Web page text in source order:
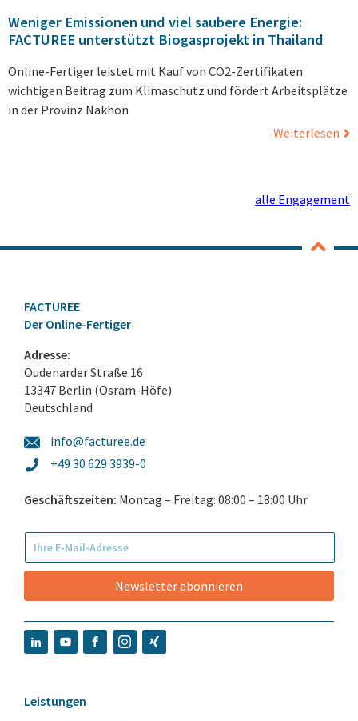
Weniger Emissionen und viel saubere Energie:
FACTUREE unterstützt Biogasprojekt in Thailand
Online-Fertiger leistet mit Kauf von CO2-Zertifikaten
wichtigen Beitrag zum Klimaschutz und fördert Arbeitsplätze
in der Provinz Nakhon
Weiterlesen
alle Engagement
FACTUREE
Der Online-Fertiger
Adresse:
Oudenarder Straße 16
13347 Berlin (Osram-Höfe)
Deutschland
info@facturee.de
+49 30 629 3939-0
Geschäftszeiten: Montag – Freitag: 08:00 – 18:00 Uhr
Newsletter abonnieren
Leistungen